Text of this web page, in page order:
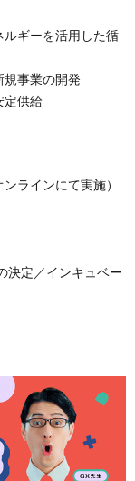
ギーを活用した循
事業の開発
定供給
ラインにて実施）
定／インキュベー